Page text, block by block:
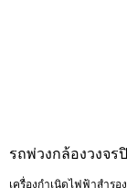
รถพ่วงกล้องวงจร
เครื่องกำเนิดไฟฟ้าสำรอ